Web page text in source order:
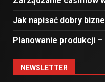
Jak napisać dobry
Planowanie produkcji
NEWSLETTER